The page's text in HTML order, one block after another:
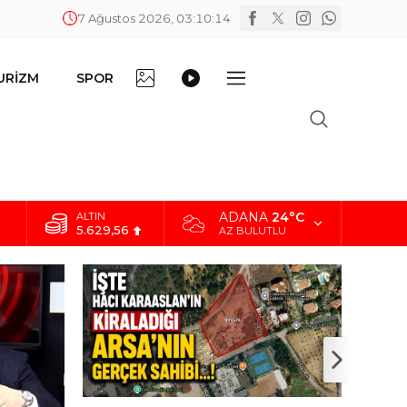
7 Ağustos 2026, 03:10:15
SPOR
ALTIN
5.629,56
BİST
10.824,63
DOLAR
42,2340
EURO
48,8802
ADANA 24°C
AZ BULUTLU